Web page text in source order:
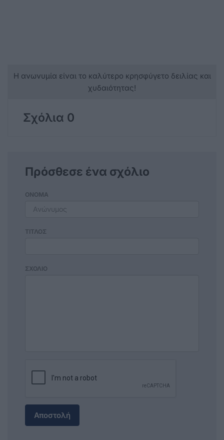
Η ανωνυμία είναι το καλύτερο κρησφύγετο δειλίας και
χυδαιότητας!
Σχόλια 0
Πρόσθεσε ένα σχόλιο
ΟΝΟΜΑ
ΤΙΤΛΟΣ
ΣΧΟΛΙΟ
Αποστολή